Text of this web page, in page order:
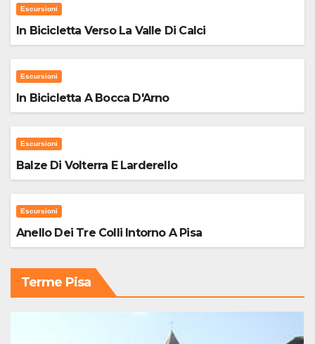
Escursioni
In Bicicletta Verso La Valle Di Calci
Escursioni
In Bicicletta A Bocca D'Arno
Escursioni
Balze Di Volterra E Larderello
Escursioni
Anello Dei Tre Colli Intorno A Pisa
Terme Pisa